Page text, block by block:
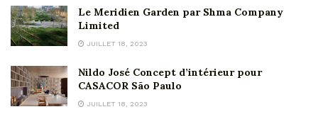
Le Meridien Garden par Shma Company
Limited
JUILLET 18, 2023
Nildo José Concept d’intérieur pour
CASACOR São Paulo
JUILLET 18, 2023